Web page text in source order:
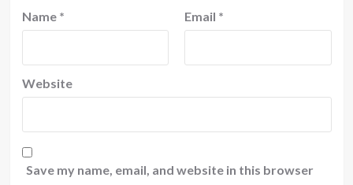
Name * Email *
Website
Save my name, email, and website in this browser